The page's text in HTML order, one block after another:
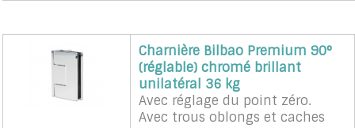
et cales. Recommandé pour
porte en verre d'un poids
maximum de 35 Kg et d'une
largeur maximum de 700 mm.
2 charnières sont nécessaires
pour une porte (quantité 2 a
Charnière Bilbao Premium 90°
(réglable) chromé brillant
unilatéral 36 kg
Avec réglage du point zéro.
Avec trous oblongs et caches